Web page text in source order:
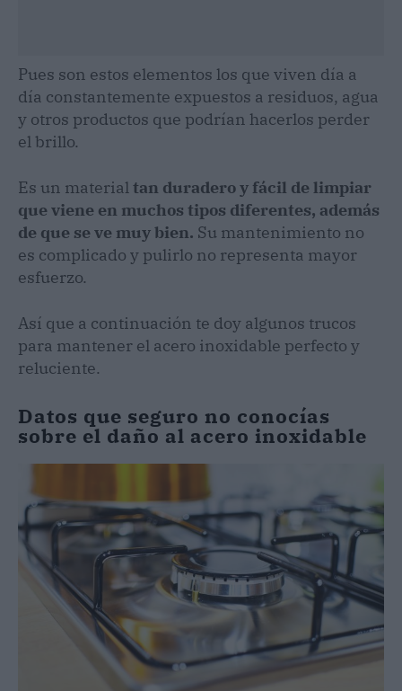
Pues son estos elementos los que viven día a
día constantemente expuestos a residuos, agua
y otros productos que podrían hacerlos perder
el brillo.
Es un materialtan duradero y fácil de limpiar
que viene en muchos tipos diferentes, además
de que se ve muy bien. Su mantenimiento no
es complicado y pulirlo no representa mayor
esfuerzo.
Así que a continuación te doy algunos trucos
para mantener el acero inoxidable perfecto y
reluciente.
Datos que seguro no conocías
sobre el daño al acero inoxidable